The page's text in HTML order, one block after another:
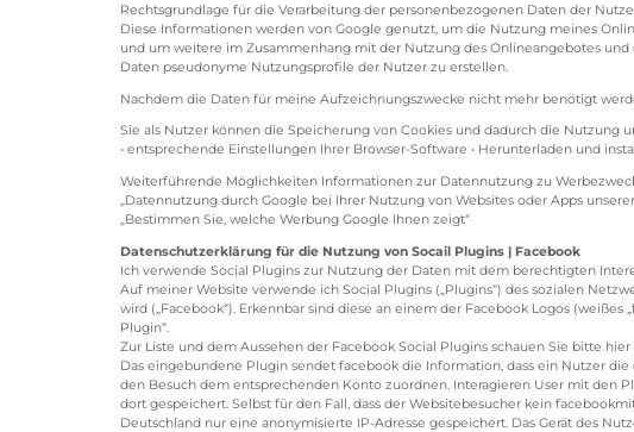
Rechtsgrundlage für die Verarbeitung der personenbezogenen Daten der Nutzer
Diese Informationen werden von Google genutzt, um die Nutzung meines
und um weitere im Zusammenhang mit der Nutzung des Onlineangebotes
Daten pseudonyme Nutzungsprofile der Nutzer zu erstellen.
Nachdem die Daten für meine Aufzeichnungszwecke nicht mehr benötigt
Sie als Nutzer können die Speicherung von Cookies und dadurch die
• entsprechende Einstellungen Ihrer Browser-Software • Herunterladen und
Weiterführende Möglichkeiten Informationen zur Datennutzung zu
„Datennutzung durch Google bei Ihrer Nutzung von Websites oder Apps
„Bestimmen Sie, welche Werbung Google Ihnen zeigt“
Datenschutzerklärung für die Nutzung von Socail Plugins | Facebook
Ich verwende Social Plugins zur Nutzung der Daten mit dem berechtigten
Auf meiner Website verwende ich Social Plugins („Plugins“) des sozialen
wird („Facebook“). Erkennbar sind diese an einem der Facebook Logos
Plugin“.
Zur Liste und dem Aussehen der Facebook Social Plugins schauen Sie bitte hier
Das eingebundene Plugin sendet facebook die Information, dass ein Nutzer
den Besuch dem entsprechenden Konto zuordnen. Interagieren User mit den
dort gespeichert. Selbst für den Fall, dass der Websitebesucher kein
Deutschland nur eine anonymisierte IP-Adresse gespeichert. Das Gerät des